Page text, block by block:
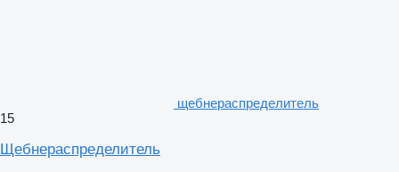
щебнераспределитель
15
Щебнераспределитель